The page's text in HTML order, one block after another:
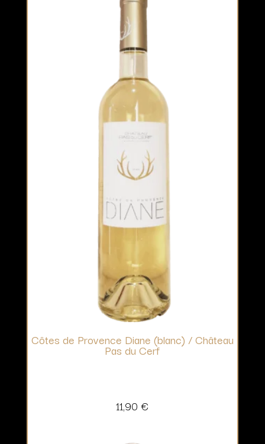
Côtes de Provence Diane (blanc) / Château
Pas du Cerf
11,90 €